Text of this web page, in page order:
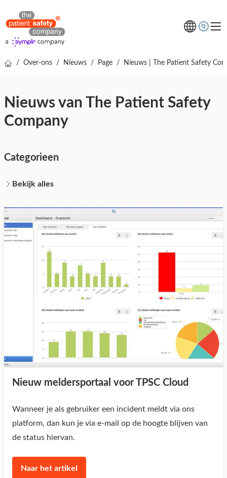
Kenniscentrum
Over ons
/ Over-ons / Nieuws / Page / Nieuws | The Patient Safety
Nieuws van The Patient Safety
Company
Categorieen
Bekijk alles
Nieuw meldersportaal voor TPSC Cloud
Wanneer je als gebruiker een incident meldt via ons
platform, dan kun je via e-mail op de hoogte blijven van
de status hiervan.
Naar het artikel